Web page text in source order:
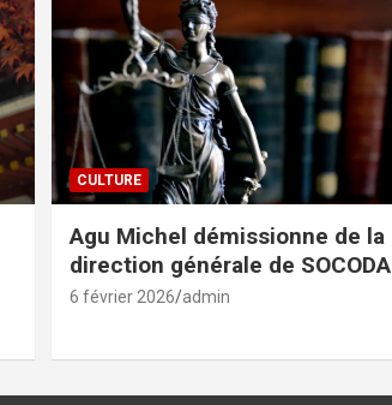
CULTURE
Agu Michel démissionne de la
direction générale de SOCODA
6 février 2026 admin